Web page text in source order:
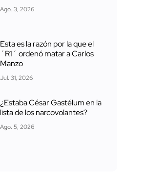
Ago. 3, 2026
Esta es la razón por la que el
´R1´ ordenó matar a Carlos
Manzo
Jul. 31, 2026
¿Estaba César Gastélum en la
lista de los narcovolantes?
Ago. 5, 2026